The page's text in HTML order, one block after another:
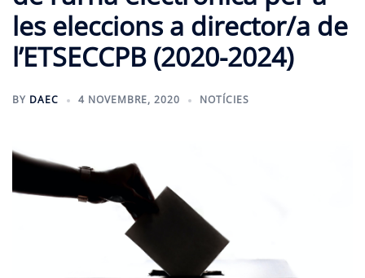
les eleccions a director/a de
l’ETSECCPB (2020-2024)
BY DAEC 4 NOVEMBRE, 2020 NOTÍCIES